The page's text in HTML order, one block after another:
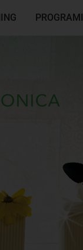
PROGRAMI